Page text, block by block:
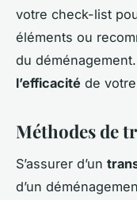
votre check-list
éléments ou
du
l’efficacité de
Méthodes de
S’assurer d’un
d’un